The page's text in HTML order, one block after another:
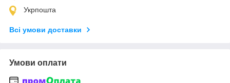
Укрпошта
Всі умови доставки
Умови оплати